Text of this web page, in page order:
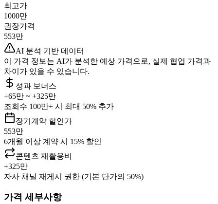
최고가
1000만
권장가격
553만
AI 분석 기반 데이터
이 가격 정보는 AI가 분석한 예상 가격으로, 실제 협업 가격과
차이가 있을 수 있습니다.
성과 보너스
+65만 ~ +325만
조회수 100만+ 시 최대 50% 추가
장기계약 할인가
553만
6개월 이상 계약 시 15% 할인
콘텐츠 재활용비
+325만
자사 채널 재게시 권한 (기본 단가의 50%)
가격 세부사항